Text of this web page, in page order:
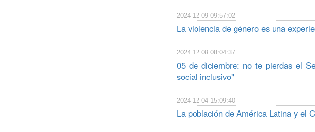
2024-12-09 09:57:02
La violencia de género es una
2024-12-09 08:04:37
05 de diciembre: no te pierdas el
social inclusivo"
2024-12-04 15:09:40
La población de América Latina y el